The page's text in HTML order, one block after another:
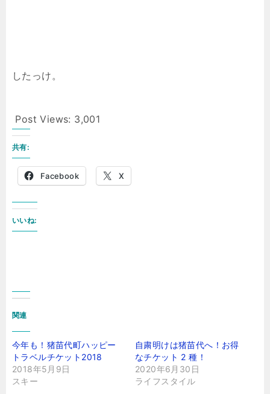
したっけ。
Post Views: 3,001
共有:
Facebook X
いいね:
関連
今年も！猪苗代町ハッピー
トラベルチケット2018
2018年5月9日
スキー
自粛明けは猪苗代へ！お得
なチケット 2 種！
2020年6月30日
ライフスタイル